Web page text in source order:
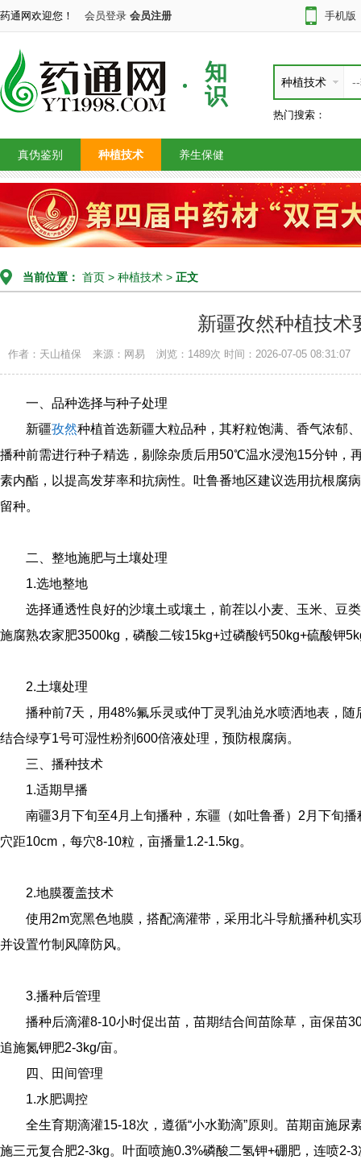
药通网欢迎您！ 会员登录 会员注册 手机版
知
识
种植技术
热门搜索：
真伪鉴别 种植技术 养生保健
当前位置： 首页 > 种植技术 > 正文
新疆孜然种植技术
作者：天山植保 来源：网易 浏览：1489次 时间：2026-07-05 08:31:07
一、品种选择与种子处理
新疆孜然种植首选新疆大粒品种，其籽粒饱满、香气浓郁
播种前需进行种子精选，剔除杂质后用50℃温水浸泡15分钟，
素内酯，以提高发芽率和抗病性。吐鲁番地区建议选用抗根腐
留种。
二、整地施肥与土壤处理
1.选地整地
选择通透性良好的沙壤土或壤土，前茬以小麦、玉米、豆
施腐熟农家肥3500kg，磷酸二铵15kg+过磷酸钙50kg+硫酸钾
2.土壤处理
播种前7天，用48%氟乐灵或仲丁灵乳油兑水喷洒地表，
结合绿亨1号可湿性粉剂600倍液处理，预防根腐病。
三、播种技术
1.适期早播
南疆3月下旬至4月上旬播种，东疆（如吐鲁番）2月下旬
穴距10cm，每穴8-10粒，亩播量1.2-1.5kg。
2.地膜覆盖技术
使用2m宽黑色地膜，搭配滴灌带，采用北斗导航播种机实
并设置竹制风障防风。
3.播种后管理
播种后滴灌8-10小时促出苗，苗期结合间苗除草，亩保苗
追施氮钾肥2-3kg/亩。
四、田间管理
1.水肥调控
全生育期滴灌15-18次，遵循“小水勤滴”原则。苗期亩施尿
施三元复合肥2-3kg。叶面喷施0.3%磷酸二氢钾+硼肥，连喷2-3